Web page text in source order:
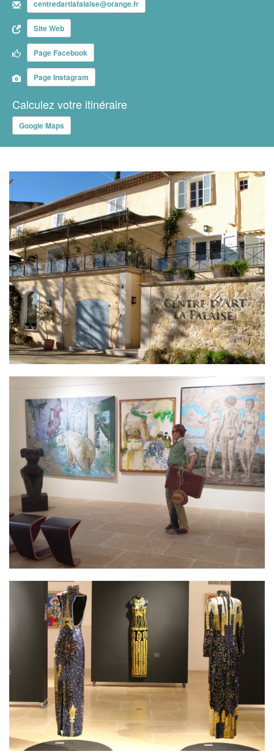
centredartlafalaise@orange.fr
Site Web
Page Facebook
Page Instagram
Calculez votre itinéraire
Google Maps